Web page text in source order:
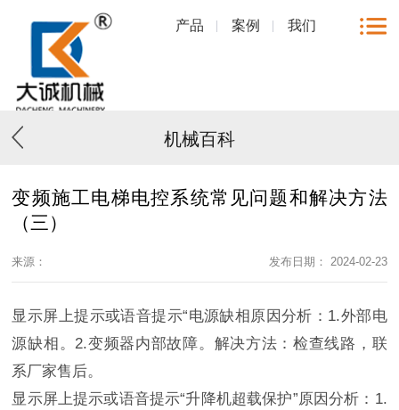
产品 案例 我们
机械百科
变频施工电梯电控系统常见问题和解决方法
（三）
来源： 发布日期： 2024-02-23
显示屏上提示或语音提示“电源缺相原因分析：1.外部电
源缺相。2.变频器内部故障。解决方法：检查线路，联
系厂家售后。
显示屏上提示或语音提示“升降机超载保护”原因分析：1.